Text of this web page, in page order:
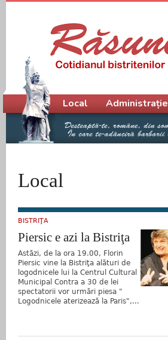
Local
BISTRIŢA
Piersic e azi la Bistriţa
Astăzi, de la ora 19.00, Florin
Piersic vine la Bistriţa alături de
logodnicele lui la Centrul Cultural
Municipal Contra a 30 de lei
spectatorii vor urmări piesa "
Logodnicele aterizează la Paris",...
Meniu principal
Local Administrație